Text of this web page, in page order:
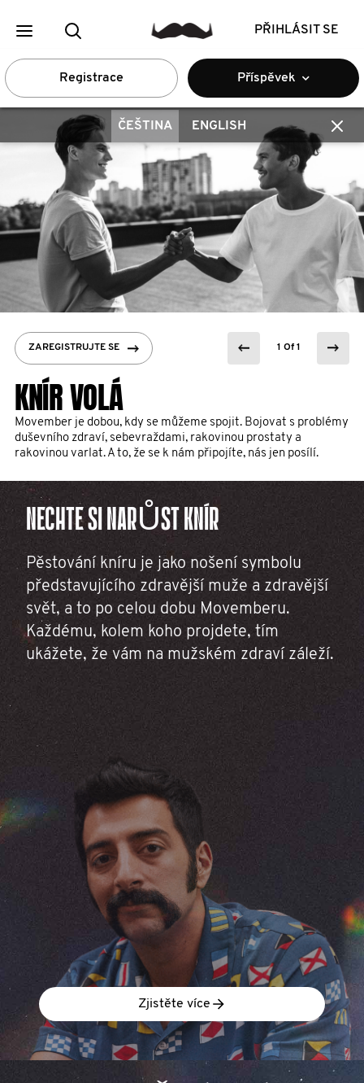
PŘIHLÁSIT SE
Registrace Příspěvek
ČEŠTINA ENGLISH
KNÍR VOLÁ
Movember je dobou, kdy se můžeme spojit. Bojovat s problémy
duševního zdraví, sebevraždami, rakovinou prostaty a
rakovinou varlat. A to, že se k nám připojíte, nás jen posílí.
ZAREGISTRUJTE SE 1 Of 1
NECHTE SI NARŮST KNÍR
Pěstování kníru je jako nošení symbolu
představujícího zdravější muže a zdravější
svět, a to po celou dobu Movemberu.
Každému, kolem koho projdete, tím
ukážete, že vám na mužském zdraví záleží.
Zjistěte více